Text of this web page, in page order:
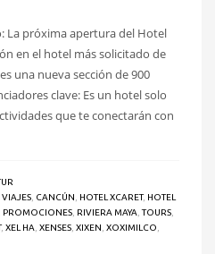
La próxima apertura del Hotel
en el hotel más solicitado de
una nueva sección de 900
clave: Es un hotel solo
que te conectarán con
CANCÚN HOTEL XCARET, HOTEL
PROMOCIONES RIVIERA MAYA ,TOURS
, XEL HA XENSES XIXEN XOXIMILCO